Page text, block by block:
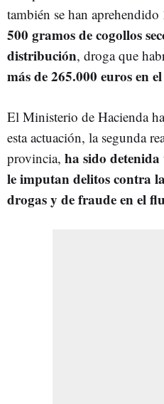
también se han aprehendido
500 gramos de cogollos
distribución, droga que
más de 265.000 euros en
El Ministerio de Hacienda
esta actuación, la segunda
provincia, ha sido
le imputan delitos contra
drogas y de fraude en el